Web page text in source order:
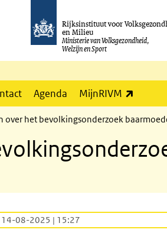
Rijksinstituut voor
en Milieu
Ministerie van Volksgezondheid,
Welzijn en Sport
Agenda MijnRIVM
over het bevolkingsonderzoek
08-2025 | 15:27